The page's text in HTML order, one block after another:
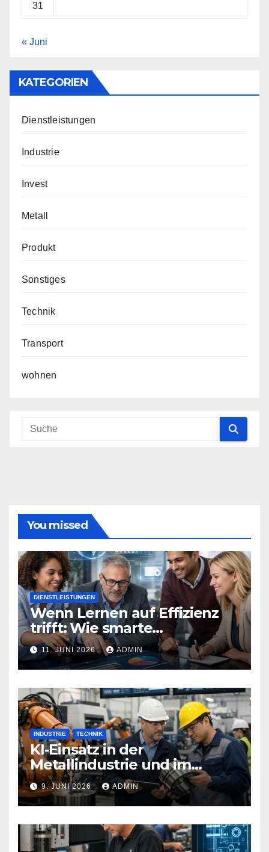
31
« Juni
KATEGORIEN
Dienstleistungen
Industrie
Invest
Metall
Produkt
Sonstiges
Technik
Transport
wohnen
You missed
DIENSTLEISTUNGEN
Wenn Lernen auf Effizienz
trifft: Wie smarte
Technologien Weiterbildung
neu definieren
11. JUNI 2026 ADMIN
INDUSTRIE TECHNIK
KI-Einsatz in der
Metallindustrie und im
Maschinenbau
9. JUNI 2026 ADMIN